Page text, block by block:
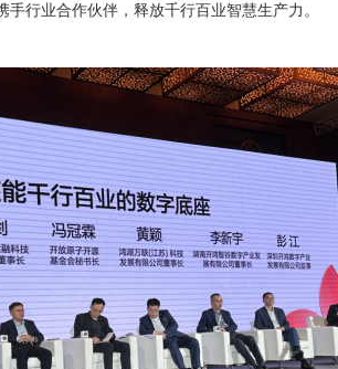
手行业合作伙伴，释放千行百业智慧生产力。